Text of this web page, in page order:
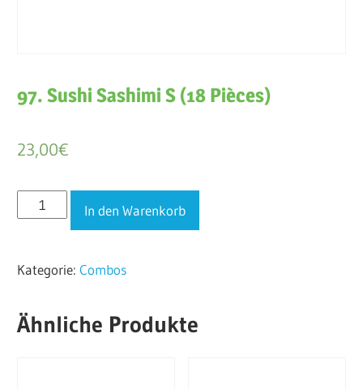
97. Sushi Sashimi S (18 Pièces)
23,00€
Sushi
S
Pièces)
In den Warenkorb
Kategorie:Combos
Ähnliche Produkte